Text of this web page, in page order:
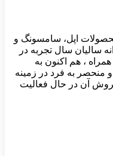
اپل، سامسونگ و
سالیان سال تجربه در
، هم اکنون به
منحصر به فرد در زمینه
آن در حال فعالیت